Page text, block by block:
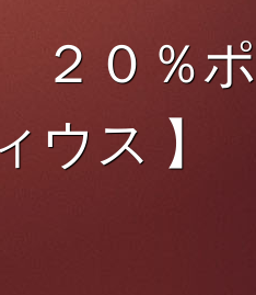
２０％ポ
ス 】